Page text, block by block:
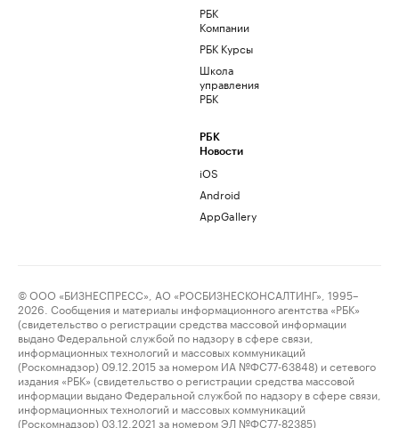
РБК
Компании
РБК Курсы
Школа
управления
РБК
РБК
Новости
iOS
Android
AppGallery
© ООО «БИЗНЕСПРЕСС», АО «РОСБИЗНЕСКОНСАЛТИНГ», 1995–
2026. Сообщения и материалы информационного агентства «РБК»
(свидетельство о регистрации средства массовой информации
выдано Федеральной службой по надзору в сфере связи,
информационных технологий и массовых коммуникаций
(Роскомнадзор) 09.12.2015 за номером ИА №ФС77-63848) и сетевого
издания «РБК» (свидетельство о регистрации средства массовой
информации выдано Федеральной службой по надзору в сфере связи,
информационных технологий и массовых коммуникаций
(Роскомнадзор) 03.12.2021 за номером ЭЛ №ФС77-82385)